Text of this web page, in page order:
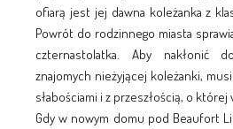
ofiarą jest jej dawna koleżanka z
Powrót do rodzinnego miasta
czternastolatka. Aby nakłonić
znajomych nieżyjącej koleżanki,
słabościami i z przeszłością, o której
Gdy w nowym domu pod Beaufort